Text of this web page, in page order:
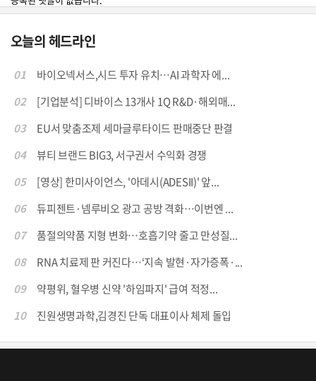
오늘의 헤드라인
01
바이오넥서스,시드 투자 유치…AI 과학자 에...
02
[기업분석] 디바이스 13개사 1Q R&D·해외매...
03
EU서 맞춤조제 세마글루타이드 판매중단 판결
04
뷰티 브랜드 BIG3, 서구권서 수익화 경쟁
05
[영상] 한미사이언스, '아데시(ADESII)' 앞...
06
듀피젠트·넴루비오 광고 공방 격화…이번엔 ...
07
품절의약품 지형 변화…호흡기약 줄고 만성질...
08
RNA 치료제 판 커진다…‘지속 발현·자가증폭·...
09
약평위, 혈우병 신약 '하임파지' 급여 적정...
10
진원생명과학,김경진 단독 대표이사 체제 돌입